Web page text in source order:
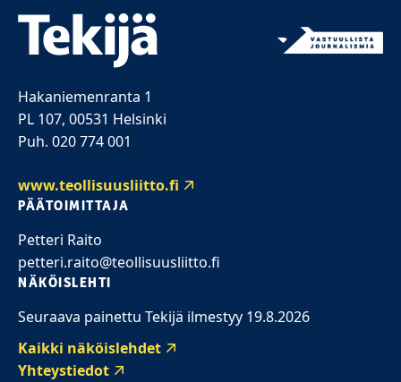
Hakaniemenranta 1
PL 107, 00531 Helsinki
Puh. 020 774 001
www.teollisuusliitto.fi
PÄÄTOIMITTAJA
Petteri Raito
petteri.raito@teollisuusliitto.fi
NÄKÖISLEHTI
Seuraava painettu Tekijä ilmestyy 19.8.2026
Kaikki näköislehdet
Yhteystiedot